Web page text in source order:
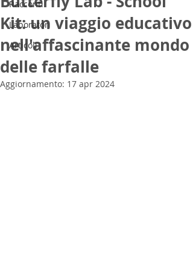
Racconti
Laboratori
Articoli
Kit: un viaggio educativo
nell'affascinante mondo
delle farfalle
Aggiornamento: 17 apr 2024